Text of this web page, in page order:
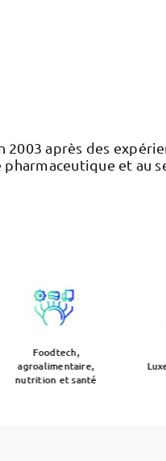
après des
et au
Foodtech,
agroalimentaire,
nutrition et santé